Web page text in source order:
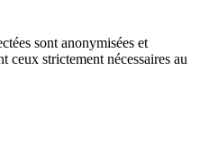
sont anonymisées et
strictement nécessaires au